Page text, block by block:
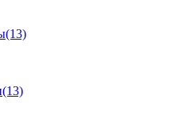
(13)
(13)